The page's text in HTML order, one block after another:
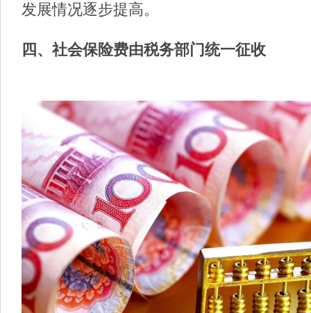
发展情况逐步提高。
四、 社会保险费由税务部门统一征收